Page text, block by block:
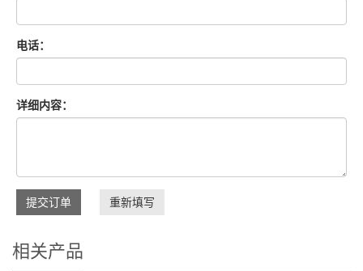
电话：
详细内容：
提交订单 重新填写
相关产品